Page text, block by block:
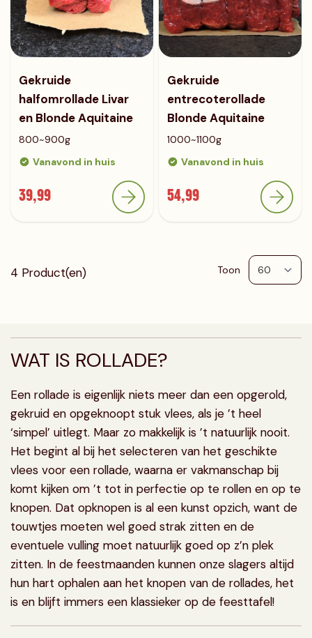
Gekruide
halfomrollade Livar
en Blonde Aquitaine
800~900g
Vanavond in huis
39,99
Gekruide
entrecoterollade
Blonde Aquitaine
1000~1100g
Vanavond in huis
54,99
4 Product(en) Toon
WAT IS ROLLADE?
Een rollade is eigenlijk niets meer dan een opgerold,
gekruid en opgeknoopt stuk vlees, als je ’t heel
‘simpel’ uitlegt. Maar zo makkelijk is ’t natuurlijk nooit.
Het begint al bij het selecteren van het geschikte
vlees voor een rollade, waarna er vakmanschap bij
komt kijken om ’t tot in perfectie op te rollen en op te
knopen. Dat opknopen is al een kunst opzich, want de
touwtjes moeten wel goed strak zitten en de
eventuele vulling moet natuurlijk goed op z’n plek
zitten. In de feestmaanden kunnen onze slagers altijd
hun hart ophalen aan het knopen van de rollades, het
is en blijft immers een klassieker op de feesttafel!